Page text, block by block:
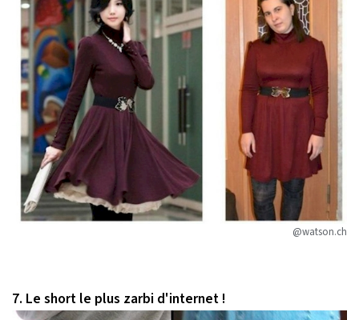
@watson.ch
7. Le short le plus zarbi d'internet !